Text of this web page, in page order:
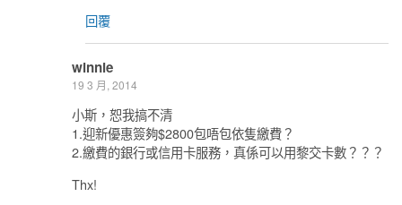
回覆
winnie
19 3 月, 2014
小斯，恕我搞不清
1.迎新優惠簽夠$2800包唔包依隻繳費？
2.繳費的銀行或信用卡服務，真係可以用黎交卡數？？？
Thx!